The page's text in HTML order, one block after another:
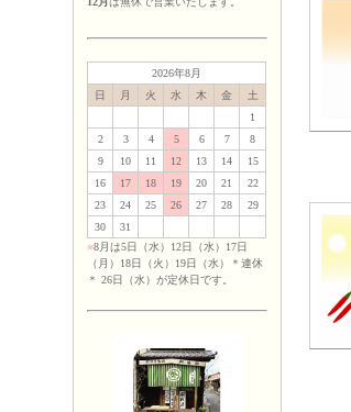
2026年8月
日
月 火 水 木 金
土
1
2
3 4 5 6 7
8
9
10 11 12 13 14
15
16
17 18 19 20 21
22
23
24 25 26 27 28
29
30
31
■8月は5日（水）12日（水）17日
（月）18日（火）19日（水）＊連休
＊ 26日（水）が定休日です。